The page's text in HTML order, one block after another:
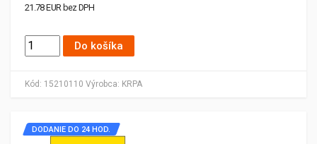
Kód: 15210110 Výrobca: KRPA
21.78 EUR bez DPH
Do košíka
DODANIE DO 24 HOD.